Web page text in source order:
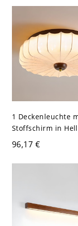
Kücheninsel oder
1 Deckenleuchte
Stoffschirm in
mit
110V-120V 40,64 cm
96,17 €